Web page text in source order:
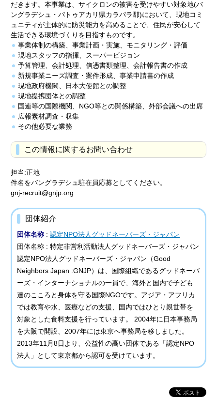
だきます。本事業は、サイクロンの被害を受けやすい対象地(バ
ングラデシュ・パトゥアカリ県カラパラ郡)において、現地コミ
ュニティが主体的に防災能力を高めることで、住民が安心して
生活できる環境づくりを目指すものです。
事業体制の構築、事業計画・実施、モニタリング・評価
現地スタッフの指揮、スーパービジョン
予算管理、会計処理、信憑書類整理、会計報告書の作成
新規事業ニーズ調査・案件形成、事業申請書の作成
現地政府機関、日本大使館との調整
現地提携団体との調整
国連等の国際機関、NGO等との関係構築、外部会議への出席
広報素材調査・収集
その他必要な業務
この情報に関するお問い合わせ
担当:正地
件名をバングラデシュ駐在員応募としてください。
gnj-recruit@gnjp.org
団体紹介
団体名称 :認定NPO法人グッドネーバーズ・ジャパン
団体名称 : 特定非営利活動法人グッドネーバーズ・ジャパン
認定NPO法人グッドネーバーズ・ジャパン（Good
Neighbors Japan :GNJP）は、国際組織であるグッドネーバ
ーズ・インターナショナルの一員で、海外と国内で子ども
達のこころと身体を守る国際NGOです。アジア・アフリカ
では教育や水、医療などの支援、国内ではひとり親世帯を
対象とした食料支援を行っています。 2004年に日本事務局
を大阪で開設、2007年には東京へ事務局を移しました。
2013年11月8日より、公益性の高い団体である「認定NPO
法人」として東京都から認可を受けています。